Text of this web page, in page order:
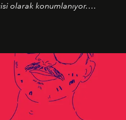
olarak konumlanıyor.